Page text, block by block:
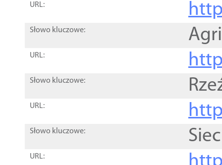
URL:
Słowo kluczowe:
URL:
Słowo kluczowe:
URL:
Słowo kluczowe:
URL: